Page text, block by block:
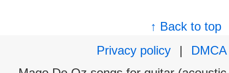
↑ Back to top
Privacy policy
|
DMCA